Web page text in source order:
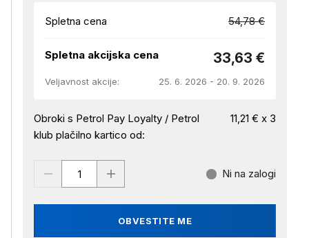
Spletna cena 54,78 €
Spletna akcijska cena 33,63 €
Veljavnost akcije: 25. 6. 2026 - 20. 9. 2026
Obroki s Petrol Pay Loyalty / Petrol
klub plačilno kartico od:
11,21 € x 3
OBVESTITE ME
Ni na zalogi